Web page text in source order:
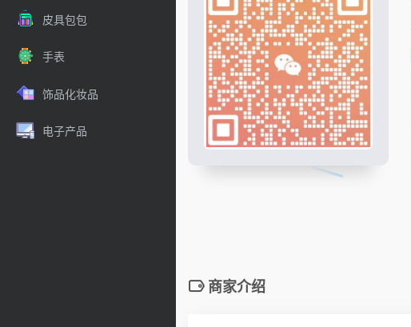
皮具包包
手表
饰品化妆品
电子产品
商家介绍